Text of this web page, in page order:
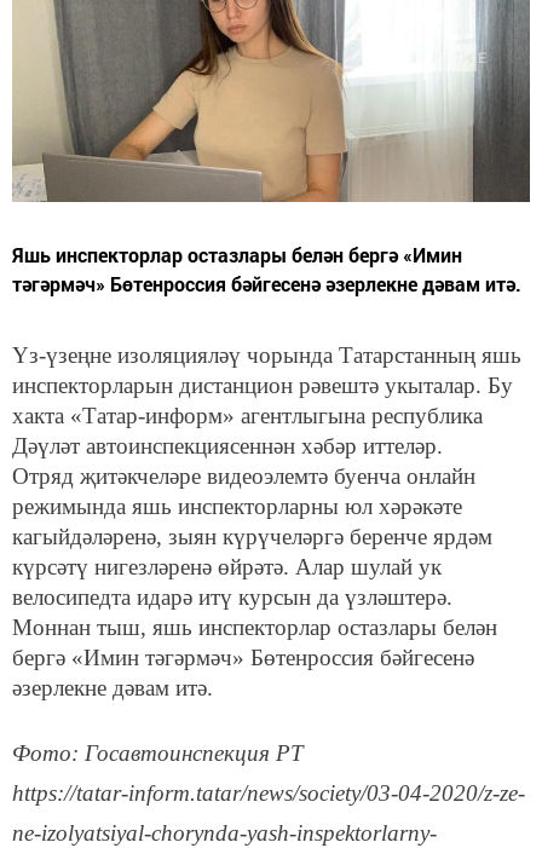
Яшь инспекторлар остазлары белән бергә «Имин
тәгәрмәч» Бөтенроссия бәйгесенә әзерлекне дәвам итә.
Үз-үзеңне изоляцияләү чорында Татарстанның яшь
инспекторларын дистанцион рәвештә укыталар. Бу
хакта «Татар-информ» агентлыгына республика
Дәүләт автоинспекциясеннән хәбәр иттеләр.
Отряд җитәкчеләре видеоэлемтә буенча онлайн
режимында яшь инспекторларны юл хәрәкәте
кагыйдәләренә, зыян күрүчеләргә беренче ярдәм
күрсәтү нигезләренә өйрәтә. Алар шулай ук
велосипедта идарә итү курсын да үзләштерә.
Моннан тыш, яшь инспекторлар остазлары белән
бергә «Имин тәгәрмәч» Бөтенроссия бәйгесенә
әзерлекне дәвам итә.
Фото: Госавтоинспекция РТ
https://tatar-inform.tatar/news/society/03-04-2020/z-ze-
ne-izolyatsiyal-chorynda-yash-inspektorlarny-